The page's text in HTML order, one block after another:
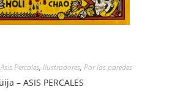
Asis Percales, Ilustradores, Por las paredes
– ASIS PERCALES